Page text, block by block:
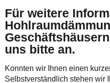
Für weitere
uns bitte an.
Konnten wir Ihnen einen
Selbstverständlich stehen wir